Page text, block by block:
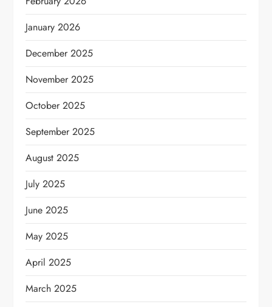
January 2026
December 2025
November 2025
October 2025
September 2025
August 2025
July 2025
June 2025
May 2025
April 2025
March 2025